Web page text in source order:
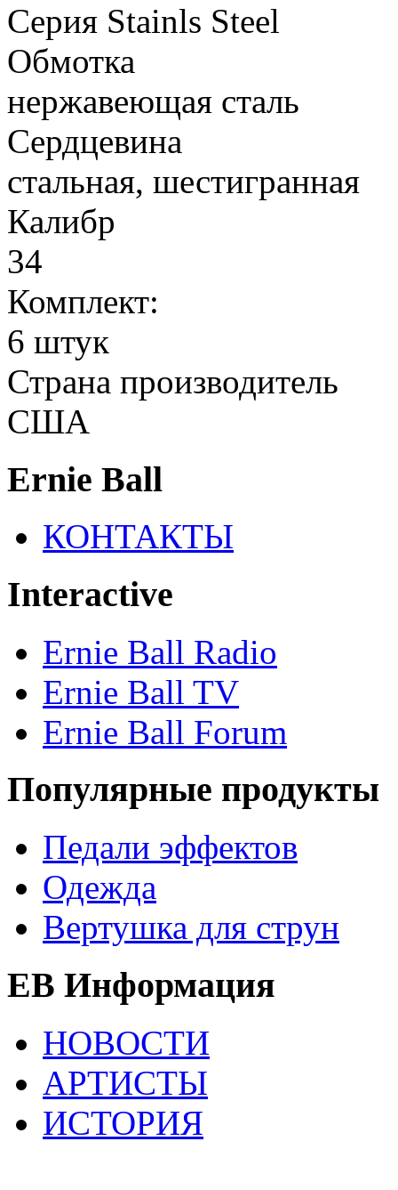
Серия Stainls Steel
Обмотка
нержавеющая сталь
Сердцевина
стальная, шестигранная
Калибр
34
Комплект:
6 штук
Страна производитель
США
Ernie Ball
КОНТАКТЫ
Interactive
Ernie Ball Radio
Ernie Ball TV
Ernie Ball Forum
Популярные продукты
Педали эффектов
Одежда
Вертушка для струн
EB Информация
НОВОСТИ
АРТИСТЫ
ИСТОРИЯ